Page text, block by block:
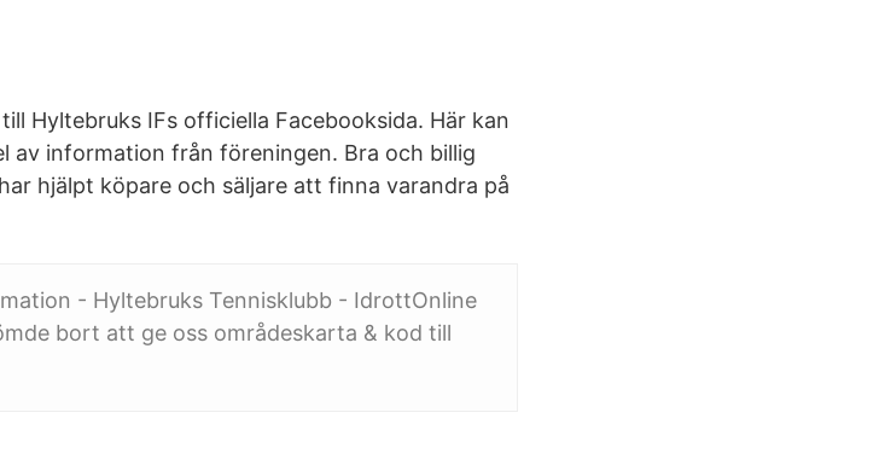
Hyltebruks IFs officiella Facebooksida. Här kan
av information från föreningen. Bra och billig
hjälpt köpare och säljare att finna varandra på
- Hyltebruks Tennisklubb - IdrottOnline
bort att ge oss områdeskarta & kod till